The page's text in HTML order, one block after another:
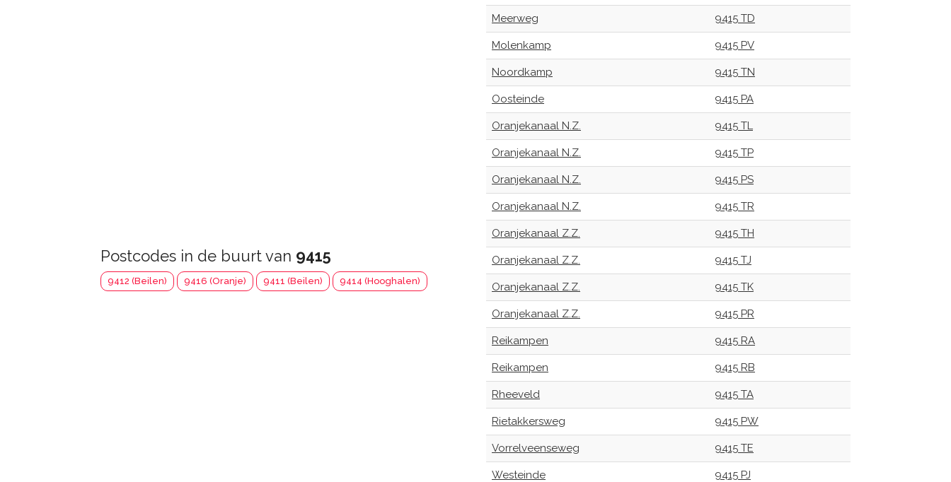
Postcodes in de buurt van 9415
9412 (Beilen) 9416 (Oranje) 9411 (Beilen) 9414 (Hooghalen)
Meerweg 9415 TD
Molenkamp 9415 PV
Noordkamp 9415 TN
Oosteinde 9415 PA
Oranjekanaal N.Z. 9415 TL
Oranjekanaal N.Z. 9415 TP
Oranjekanaal N.Z. 9415 PS
Oranjekanaal N.Z. 9415 TR
Oranjekanaal Z.Z. 9415 TH
Oranjekanaal Z.Z. 9415 TJ
Oranjekanaal Z.Z. 9415 TK
Oranjekanaal Z.Z. 9415 PR
Reikampen 9415 RA
Reikampen 9415 RB
Rheeveld 9415 TA
Rietakkersweg 9415 PW
Vorrelveenseweg 9415 TE
Westeinde 9415 PJ